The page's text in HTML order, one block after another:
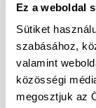
Ez a weboldal
Sütiket
szabásához,
valamint
közösségi
megosztjuk az
kifutó modellek
tudunk
foglaltaknál. Az
körű. További
kollégáinkhoz.
Kft. hivatalos
található adatok